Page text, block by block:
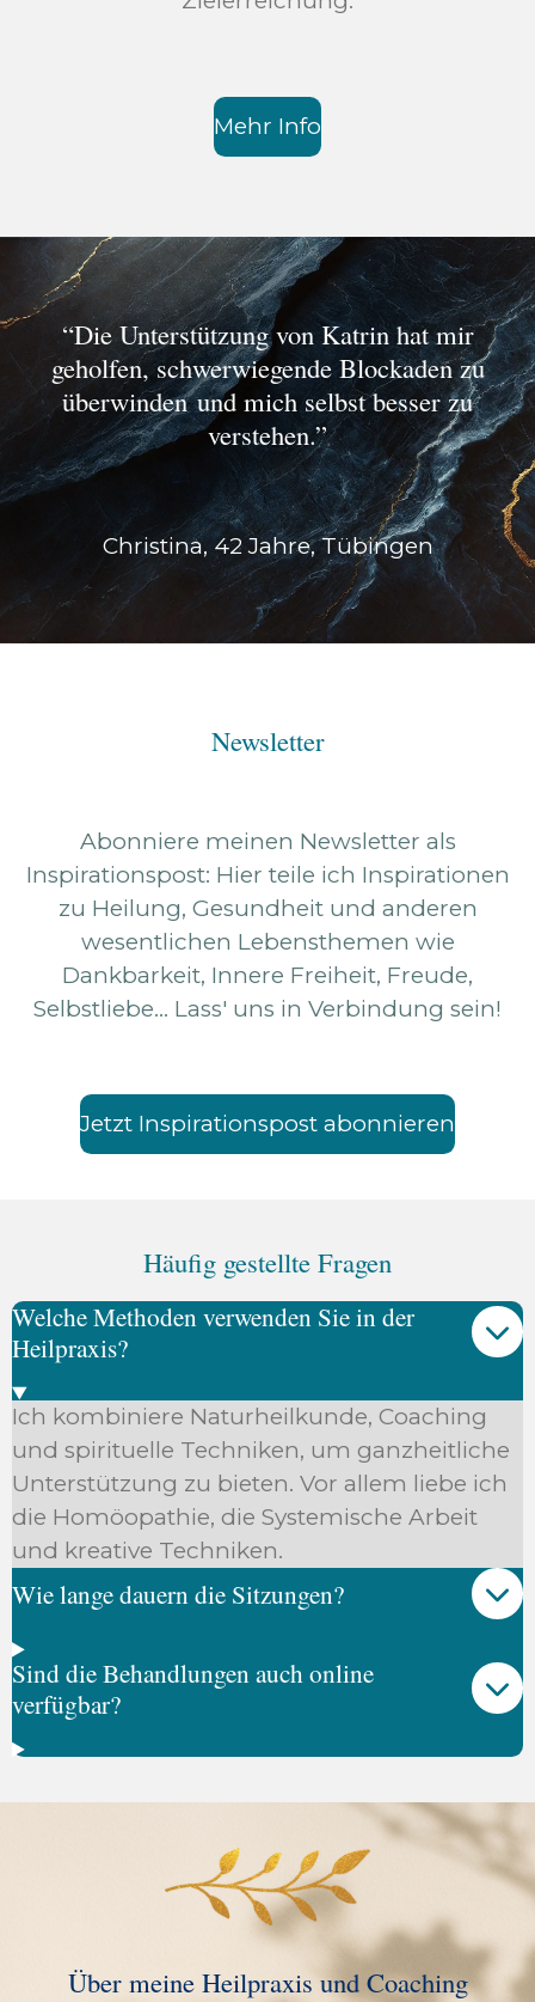
Mehr Info
“Die Unterstützung von Katrin hat mir
geholfen, schwerwiegende Blockaden zu
überwindenund mich selbst besser zu
verstehen.”
Christina, 42 Jahre, Tübingen
Newsletter
Abonniere meinen Newsletter als
Inspirationspost: Hier teile ich Inspirationen
zu Heilung, Gesundheit und anderen
wesentlichen Lebensthemen wie
Dankbarkeit, Innere Freiheit, Freude,
Selbstliebe... Lass' uns in Verbindung sein!
Jetzt Inspirationspost abonnieren
Häufig gestellte Fragen
Welche Methoden verwenden Sie in der
Heilpraxis?
Ich kombiniere Naturheilkunde, Coaching
und spirituelle Techniken, um ganzheitliche
Unterstützung zu bieten. Vor allem liebe ich
die Homöopathie, die Systemische Arbeit
und kreative Techniken.
Wie lange dauern die Sitzungen?
Sind die Behandlungen auch online
verfügbar?
Über meine Heilpraxis und Coaching